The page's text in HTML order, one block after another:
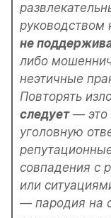
руководством
не
либо
неэтичные
Повторять
следует — это
уголовную
совпадения с
или
— пародия на